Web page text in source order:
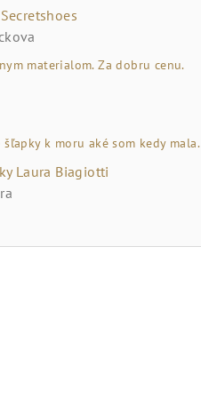
je 5 z 5 hviezdičiek.
materialom. Za dobru cenu.
je 5 z 5 hviezdičiek.
k moru aké som kedy mala.
Laura Biagiotti
je 5 z 5 hviezdičiek.